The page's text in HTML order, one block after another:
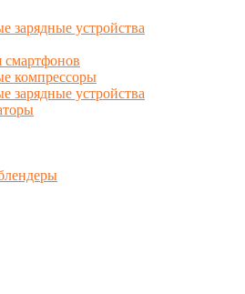
зарядные устройства
смартфонов
компрессоры
зарядные устройства